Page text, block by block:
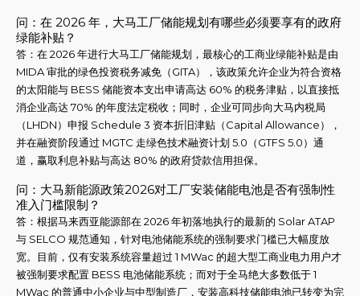
问：在 2026 年，大马工厂储能规划有哪些必须要享有的政府
绿能补贴？
答：在 2026 年进行大马工厂储能规划，最核心的工商业绿能补贴是由
MIDA 审批的绿色投资税务减免（GITA），该政策允许企业为符合资格
的太阳能与 BESS 储能资本支出申请高达 60% 的税务津贴，以直接抵
消企业高达 70% 的年度法定税收；同时，企业可同步向大马内税局
（LHDN）申报 Schedule 3 资本折旧津贴（Capital Allowance），
并在融资阶段通过 MGTC 走绿色技术融资计划 5.0（GTFS 5.0）通
道，赢取利息补贴与高达 80% 的政府贷款信用担保。
问：大马新能源政策2026对工厂安装储能电池是否有强制性
准入门槛限制？
答：根据马来西亚能源部在 2026 年初落地执行的最新的 Solar ATAP
与 SELCO 规范通知，针对电池储能系统的强制要求门槛已大幅度放
宽。目前，仅有安装系统容量超过 1 MWac 的超大型工商业电力用户才
被强制要求配置 BESS 电池储能系统；而对于全马绝大多数低于 1
MWac 的普通中小企业与中型制造厂，安装高科技储能电池已转变为完